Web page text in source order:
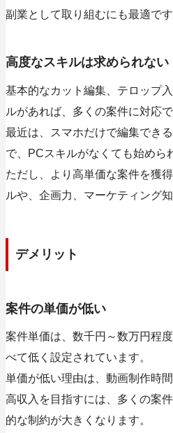
副業として取り組むにも最適です
高度なスキルは求められない
基本的なカット編集、テロップ
ルがあれば、多くの案件に対応で
最近は、スマホだけで編集でき
で、PCスキルがなくても始めら
ただし、より高単価な案件を獲
ルや、企画力、マーケティング
デメリット
案件の単価が低い
案件単価は、数千円～数万円程
べて低く設定されています。
単価が低い理由は、動画制作時間
高収入を目指すには、多くの案
的な制約が大きくなります。